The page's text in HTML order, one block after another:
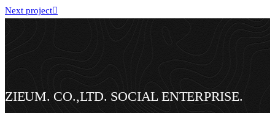
Next project
ZIEUM. CO.,LTD. SOCIAL ENTERPRISE.